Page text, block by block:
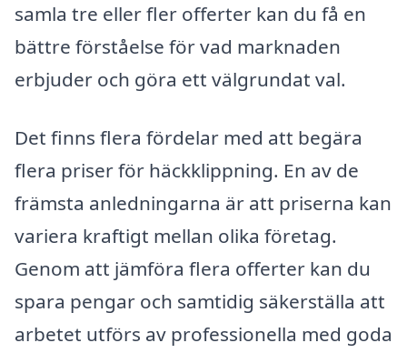
samla tre eller fler offerter kan du få en
bättre förståelse för vad marknaden
erbjuder och göra ett välgrundat val.
Det finns flera fördelar med att begära
flera priser för häckklippning. En av de
främsta anledningarna är att priserna kan
variera kraftigt mellan olika företag.
Genom att jämföra flera offerter kan du
spara pengar och samtidig säkerställa att
arbetet utförs av professionella med goda